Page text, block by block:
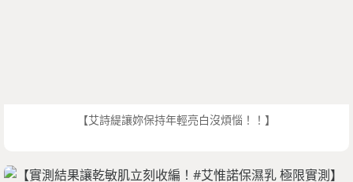
【艾詩緹讓妳保持年輕亮白沒煩惱！！】